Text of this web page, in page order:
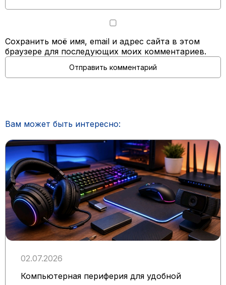
Сохранить моё имя, email и адрес сайта в этом
браузере для последующих моих комментариев.
Вам может быть интересно:
02.07.2026
Компьютерная периферия для удобной